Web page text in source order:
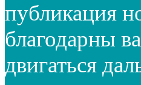
публикация
благодарны
двигаться